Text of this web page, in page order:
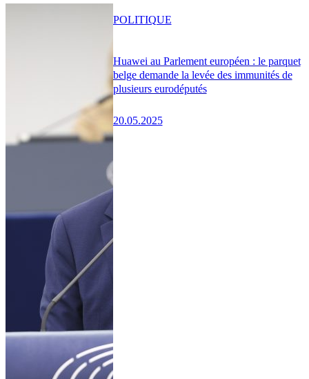
Huawei au Parlement européen : le parquet
belge demande la levée des immunités de
plusieurs eurodéputés
20.05.2025
POLITIQUE